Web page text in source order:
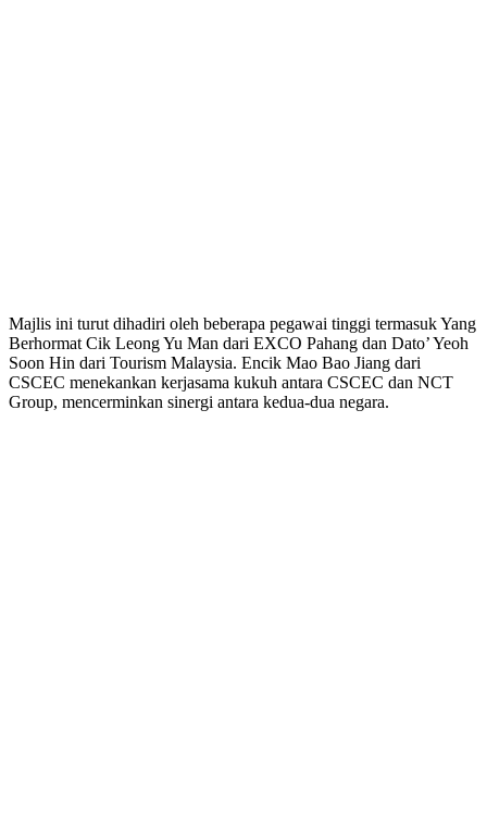
Majlis ini turut dihadiri oleh beberapa pegawai tinggi termasuk Yang
Berhormat Cik Leong Yu Man dari EXCO Pahang dan Dato’ Yeoh
Soon Hin dari Tourism Malaysia. Encik Mao Bao Jiang dari
CSCEC menekankan kerjasama kukuh antara CSCEC dan NCT
Group, mencerminkan sinergi antara kedua-dua negara.